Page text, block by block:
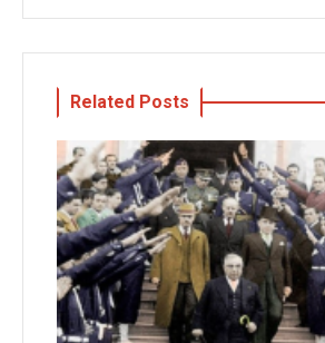
Related Posts